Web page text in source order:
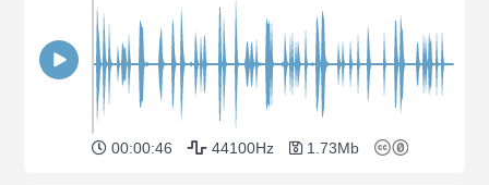
00:00:46 44100Hz 1.73Mb